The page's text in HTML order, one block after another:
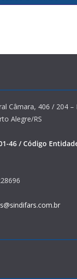
Câmara, 406 / 204
Alegre/RS
46 / Código